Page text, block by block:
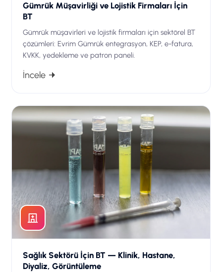
Gümrük Müşavirliği ve Lojistik Firmaları İçin
BT
Gümrük müşavirleri ve lojistik firmaları için sektörel BT
çözümleri: Evrim Gümrük entegrasyon, KEP, e-fatura,
KVKK, yedekleme ve patron paneli.
İncele
Sağlık Sektörü İçin BT — Klinik, Hastane,
Diyaliz, Görüntüleme